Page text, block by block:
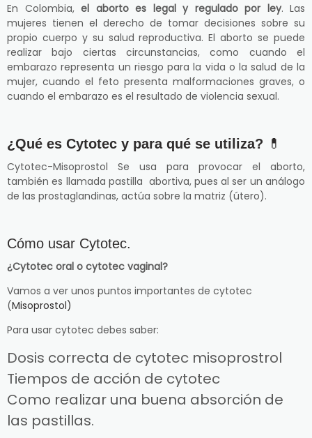
En Colombia, el aborto es legal y regulado por ley. Las
mujeres tienen el derecho de tomar decisiones sobre su
propio cuerpo y su salud reproductiva. El aborto se puede
realizar bajo ciertas circunstancias, como cuando el
embarazo representa un riesgo para la vida o la salud de la
mujer, cuando el feto presenta malformaciones graves, o
cuando el embarazo es el resultado de violencia sexual.
¿Qué es Cytotec y para qué se utiliza? 💊
Cytotec-Misoprostol Se usa para provocar el aborto,
también es llamada pastilla abortiva, pues al ser un análogo
de las prostaglandinas, actúa sobre la matriz (útero).
Cómo usar Cytotec.
¿Cytotec oral o cytotec vaginal?
Vamos a ver unos puntos importantes de cytotec
(Misoprostol)
Para usar cytotec debes saber:
Dosis correcta de cytotec misoprostrol
Tiempos de acción de cytotec
Como realizar una buena absorción de
las pastillas.